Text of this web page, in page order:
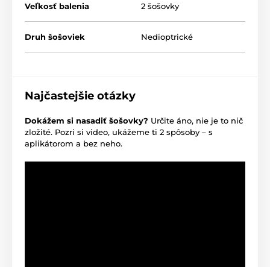
Veľkosť balenia 2 šošovky
Druh šošoviek Nedioptrické
Najčastejšie otázky
Dokážem si nasadiť šošovky? Určite áno, nie je to nič
zložité. Pozri si video, ukážeme ti 2 spôsoby – s
aplikátorom a bez neho.